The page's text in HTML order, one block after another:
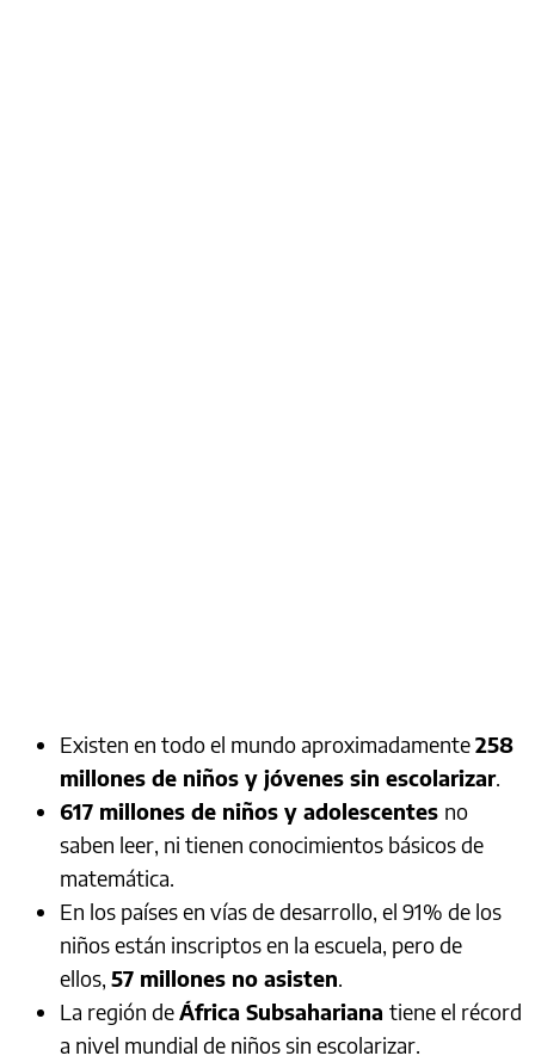
Existen en todo el mundo aproximadamente258
millones de niños y jóvenes sin escolarizar.
617 millones de niños y adolescentes no
saben leer, ni tienen conocimientos básicos de
matemática.
En los países en vías de desarrollo, el 91% de los
niños están inscriptos en la escuela, pero de
ellos, 57 millones no asisten.
La región deÁfrica Subsahariana tiene el récord
a nivel mundial de niños sin escolarizar.